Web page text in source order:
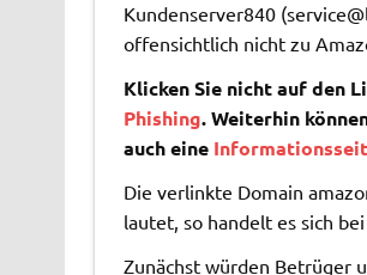
Kundenserver840 (
offensichtlich nicht zu
Klicken Sie nicht auf den
Phishing. Weiterhin
auch eine
Die verlinkte Domain
lautet, so handelt es sich
Zunächst würden Betrüger